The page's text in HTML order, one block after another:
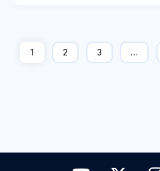
1 2 3 …